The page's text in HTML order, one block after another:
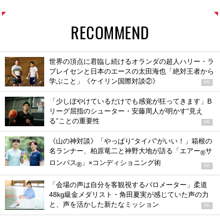
RECOMMEND
世界の頂点に君臨し続けるオランダの超人ハリー・ラ
ブレイセンと日本のエースの太田海也「絶対王者から
学ぶこと」《ケイリン国際対談②》
PR
「少しぼやけているだけでも感覚が狂ってきます」B
リーグ屈指のシューター・安藤周人が明かす“見え
る”ことの重要性
PR
《山の神対談》「やっぱり“タイパ”がいい！」箱根の
名ランナー、柏原竜二と神野大地が語る「エアー®サ
ロンパス® 」×コンディショニング術 PR
「会場の声は自分を客観視するバロメーター」柔道
48kg級金メダリスト・角田夏実が感じていた声の力
と、声を活かした新たなミッション
PR